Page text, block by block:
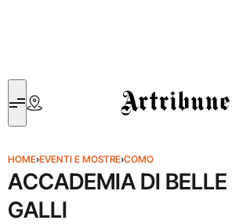
Artribune
HOME›EVENTI E MOSTRE›COMO
ACCADEMIA DI
GALLI